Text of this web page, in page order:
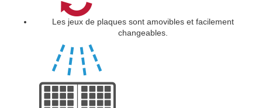
Les jeux de plaques sont amovibles et facilement
changeables.